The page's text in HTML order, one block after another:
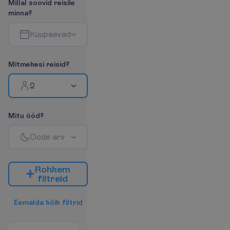
Millal soovid reisile
minna?
Kuupäevad
Mitmekesi reisid?
2
Mitu ööd?
Ööde arv
Rohkem
filtreid
Eemalda kõik filtrid